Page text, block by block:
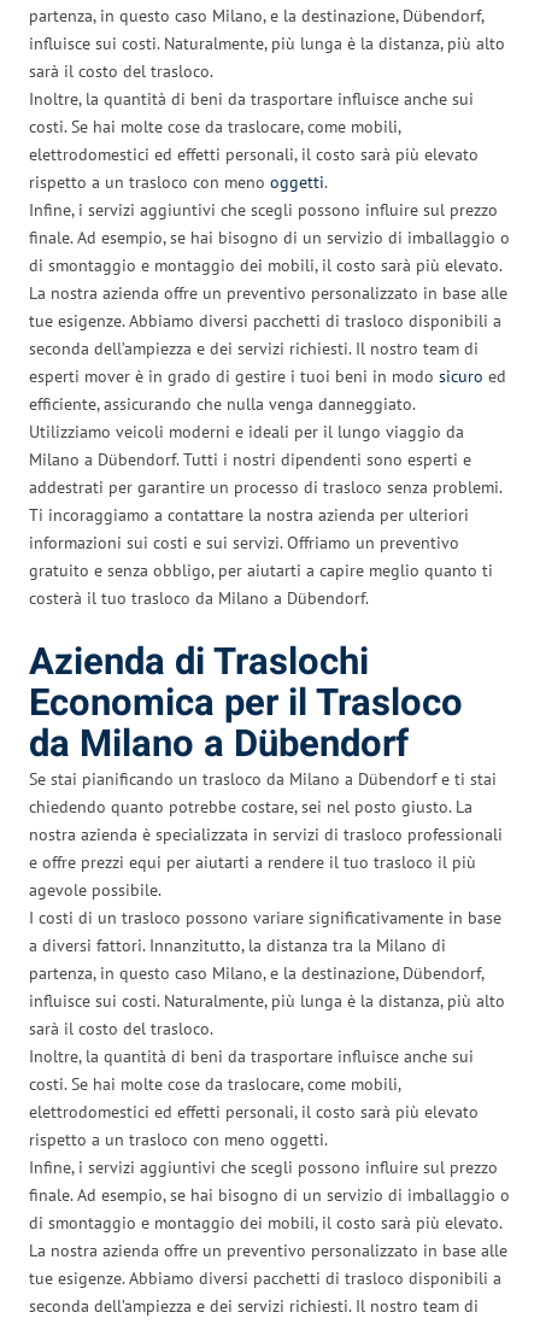
partenza, in questo caso Milano, e la destinazione, Dübendorf,
influisce sui costi. Naturalmente, più lunga è la distanza, più alto
sarà il costo del trasloco.
Inoltre, la quantità di beni da trasportare influisce anche sui
costi. Se hai molte cose da traslocare, come mobili,
elettrodomestici ed effetti personali, il costo sarà più elevato
rispetto a un trasloco con meno oggetti.
Infine, i servizi aggiuntivi che scegli possono influire sul prezzo
finale. Ad esempio, se hai bisogno di un servizio di imballaggio o
di smontaggio e montaggio dei mobili, il costo sarà più elevato.
La nostra azienda offre un preventivo personalizzato in base alle
tue esigenze. Abbiamo diversi pacchetti di trasloco disponibili a
seconda dell’ampiezza e dei servizi richiesti. Il nostro team di
esperti mover è in grado di gestire i tuoi beni in modo sicuro ed
efficiente, assicurando che nulla venga danneggiato.
Utilizziamo veicoli moderni e ideali per il lungo viaggio da
Milano a Dübendorf. Tutti i nostri dipendenti sono esperti e
addestrati per garantire un processo di trasloco senza problemi.
Ti incoraggiamo a contattare la nostra azienda per ulteriori
informazioni sui costi e sui servizi. Offriamo un preventivo
gratuito e senza obbligo, per aiutarti a capire meglio quanto ti
costerà il tuo trasloco da Milano a Dübendorf.
Azienda di Traslochi
Economica per il Trasloco
da Milano a Dübendorf
Se stai pianificando un trasloco da Milano a Dübendorf e ti stai
chiedendo quanto potrebbe costare, sei nel posto giusto. La
nostra azienda è specializzata in servizi di trasloco professionali
e offre prezzi equi per aiutarti a rendere il tuo trasloco il più
agevole possibile.
I costi di un trasloco possono variare significativamente in base
a diversi fattori. Innanzitutto, la distanza tra la Milano di
partenza, in questo caso Milano, e la destinazione, Dübendorf,
influisce sui costi. Naturalmente, più lunga è la distanza, più alto
sarà il costo del trasloco.
Inoltre, la quantità di beni da trasportare influisce anche sui
costi. Se hai molte cose da traslocare, come mobili,
elettrodomestici ed effetti personali, il costo sarà più elevato
rispetto a un trasloco con meno oggetti.
Infine, i servizi aggiuntivi che scegli possono influire sul prezzo
finale. Ad esempio, se hai bisogno di un servizio di imballaggio o
di smontaggio e montaggio dei mobili, il costo sarà più elevato.
La nostra azienda offre un preventivo personalizzato in base alle
tue esigenze. Abbiamo diversi pacchetti di trasloco disponibili a
seconda dell’ampiezza e dei servizi richiesti. Il nostro team di